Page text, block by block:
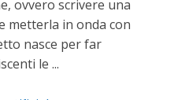
ovvero scrivere una
metterla in onda con
nasce per far
le